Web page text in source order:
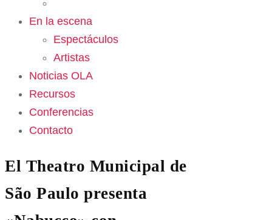
En la escena
Espectáculos
Artistas
Noticias OLA
Recursos
Conferencias
Contacto
El Theatro Municipal de
São Paulo presenta